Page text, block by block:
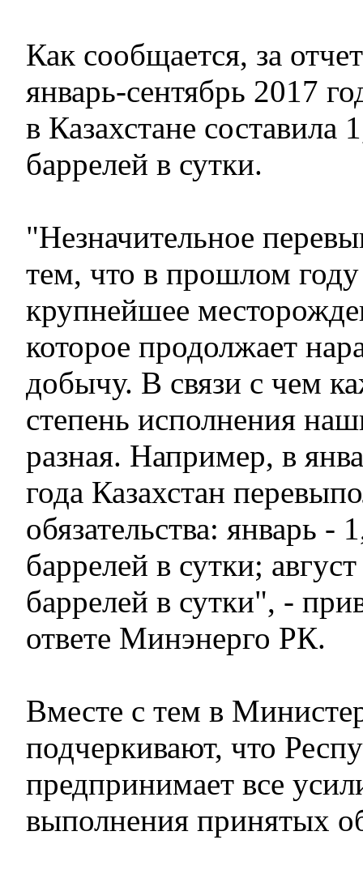
Как сообщается, за
январь-сентябрь 2017
в Казахстане составила
баррелей в сутки.
"Незначительное
тем, что в прошлом
крупнейшее
которое продолжает
добычу. В связи с чем
степень исполнения
разная. Например, в
года Казахстан
обязательства: январь -
баррелей в сутки;
баррелей в сутки", -
ответе Минэнерго РК.
Вместе с тем в
подчеркивают, что
предпринимает все
выполнения принятых